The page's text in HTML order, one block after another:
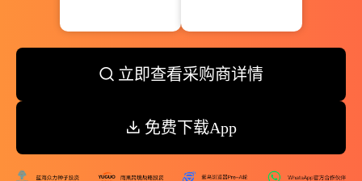
立即查看采购商详情
免费下载App